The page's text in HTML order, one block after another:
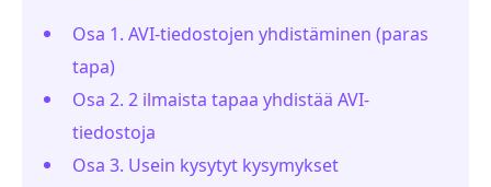
Osa 1. AVI-tiedostojen yhdistäminen (paras
tapa)
Osa 2. 2 ilmaista tapaa yhdistää AVI-
tiedostoja
Osa 3. Usein kysytyt kysymykset